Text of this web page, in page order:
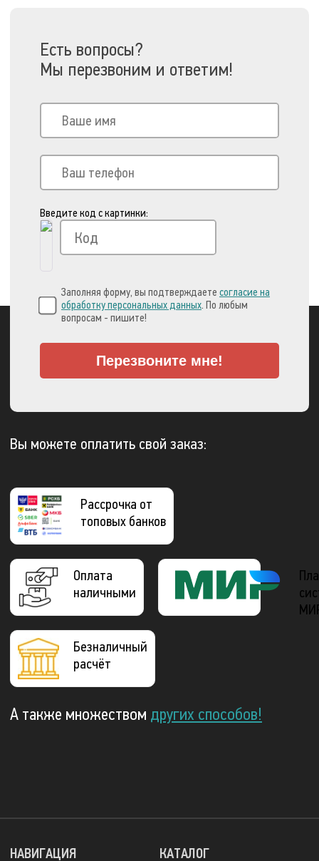
Есть вопросы?
Мы перезвоним и ответим!
Введите код с картинки:
Заполняя форму, вы подтверждаете согласие на
обработку персональных данных. По любым
вопросам - пишите!
Перезвоните мне!
Вы можете оплатить свой заказ:
Рассрочка от
топовых банков
Оплата
наличными
Безналичный
расчёт
А также множеством других способов!
КАТАЛОГ
НАВИГАЦИЯ